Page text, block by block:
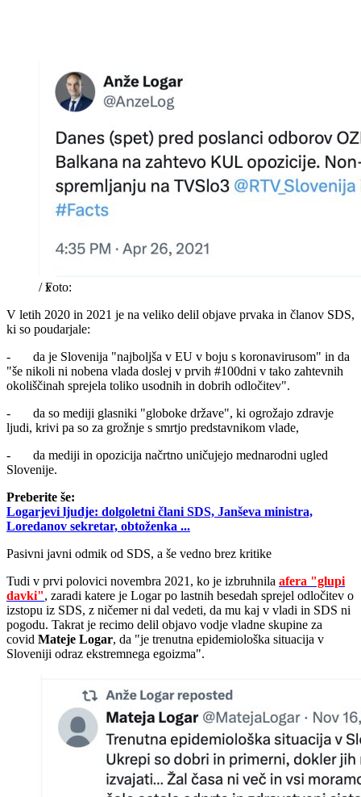
/x
V letih 2020 in 2021 je na veliko delil objave prvaka in članov SDS,
ki so poudarjale:
- da je Slovenija "najboljša v EU v boju s koronavirusom" in da
"še nikoli ni nobena vlada doslej v prvih #100dni v tako zahtevnih
okoliščinah sprejela toliko usodnih in dobrih odločitev".
- da so mediji glasniki "globoke države", ki ogrožajo zdravje
ljudi, krivi pa so za grožnje s smrtjo predstavnikom vlade,
- da mediji in opozicija načrtno uničujejo mednarodni ugled
Slovenije.
Preberite še:
Logarjevi ljudje: dolgoletni člani SDS, Janševa ministra,
Loredanov sekretar, obtoženka ...
Pasivni javni odmik od SDS, a še vedno brez kritike
Tudi v prvi polovici novembra 2021, ko je izbruhnila afera "glupi
davki", zaradi katere je Logar po lastnih besedah sprejel odločitev o
izstopu iz SDS, z ničemer ni dal vedeti, da mu kaj v vladi in SDS ni
pogodu. Takrat je recimo delil objavo vodje vladne skupine za
covid Mateje Logar, da "je trenutna epidemiološka situacija v
Sloveniji odraz ekstremnega egoizma".